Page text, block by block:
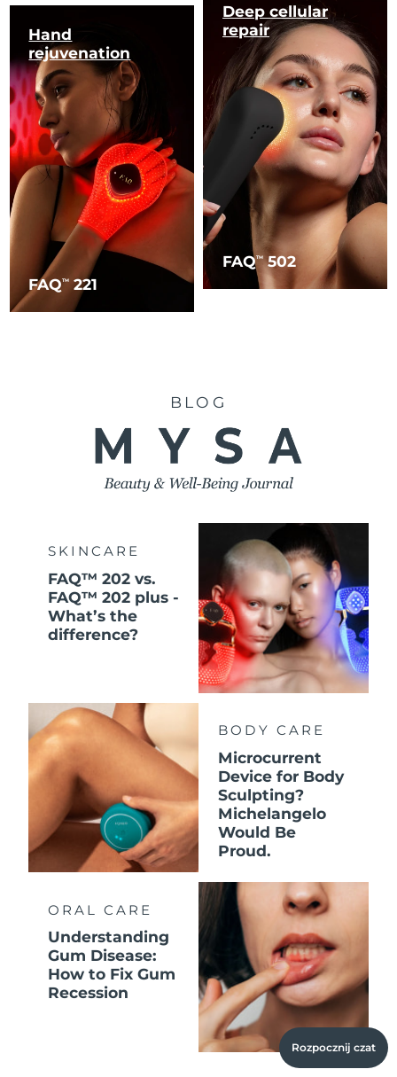
FAQTM 221
Hand
rejuvenation
FAQTM502
Deep cellular
repair
BLOG
SKINCARE
FAQ™ 202 vs.
FAQ™ 202 plus -
What’s the
difference?
BODY CARE
Microcurrent
Device for Body
Sculpting?
Michelangelo
Would Be
Proud.
ORAL CARE
Understanding
Gum Disease:
How to Fix Gum
Recession
Rozpocznij czat